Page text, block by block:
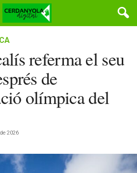
referma el seu
de
olímpica del
2026